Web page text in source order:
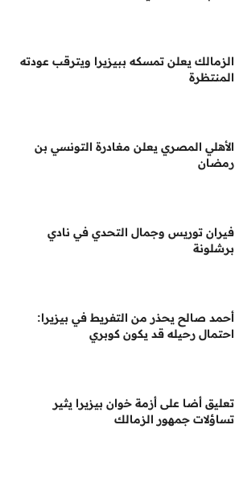
الزمالك يعلن تمسكه ببيزيرا ويترقب عودته
المنتظرة
الأهلي المصري يعلن مغادرة التونسي بن
رمضان
فيران توريس وجمال التحدي في نادي
برشلونة
أحمد صالح يحذر من التفريط في بيزيرا:
احتمال رحيله قد يكون كوبري
تعليق أضا على أزمة خوان بيزيرا يثير
تساؤلات جمهور الزمالك